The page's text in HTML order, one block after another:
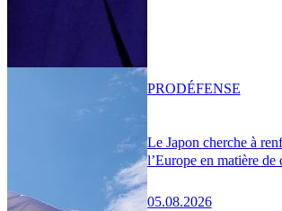
Le Japon cherche à
l’Europe en matière de
05.08.2026
PRODÉFENSE